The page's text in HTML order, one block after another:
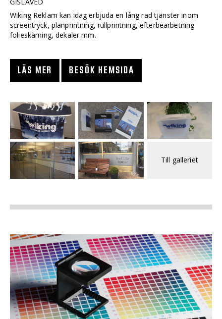
Wiking Reklam kan idag erbjuda en lång rad tjänster inom
screentryck, planprintning, rullprintning, efterbearbetning
folieskärning, dekaler mm.
LÄS MER BESÖK HEMSIDA
Till galleriet